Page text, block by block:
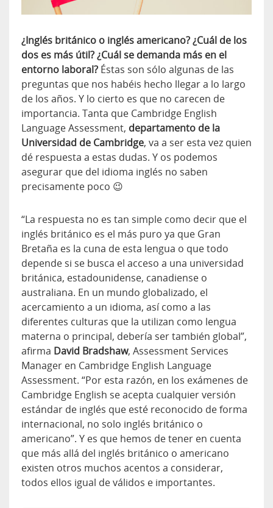
¿Inglés británico o inglés americano? ¿Cuál de los
dos es más útil? ¿Cuál se demanda más en el
entorno laboral? Éstas son sólo algunas de las
preguntas que nos habéis hecho llegar a lo largo
de los años. Y lo cierto es que no carecen de
importancia. Tanta que Cambridge English
Language Assessment, departamento de la
Universidad de Cambridge, va a ser esta vez quien
dé respuesta a estas dudas. Y os podemos
asegurar que del idioma inglés no saben
precisamente poco 😉
“La respuesta no es tan simple como decir que el
inglés británico es el más puro ya que Gran
Bretaña es la cuna de esta lengua o que todo
depende si se busca el acceso a una universidad
británica, estadounidense, canadiense o
australiana. En un mundo globalizado, el
acercamiento a un idioma, así como a las
diferentes culturas que la utilizan como lengua
materna o principal, debería ser también global”,
afirma David Bradshaw, Assessment Services
Manager en Cambridge English Language
Assessment. “Por esta razón, en los exámenes de
Cambridge English se acepta cualquier versión
estándar de inglés que esté reconocido de forma
internacional, no solo inglés británico o
americano”. Y es que hemos de tener en cuenta
que más allá del inglés británico o americano
existen otros muchos acentos a considerar,
todos ellos igual de válidos e importantes.